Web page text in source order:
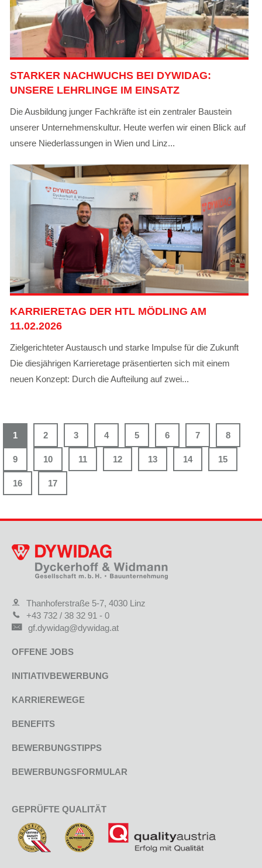
STARKER NACHWUCHS BEI DYWIDAG:
UNSERE LEHRLINGE IM EINSATZ
Die Ausbildung junger Fachkräfte ist ein zentraler Baustein
unserer Unternehmenskultur. Heute werfen wir einen Blick auf
unsere Niederlassungen in Wien und Linz...
KARRIERETAG DER HTL MÖDLING AM
11.02.2026
Zielgerichteter Austausch und starke Impulse für die Zukunft
Die diesjährigen Karrieretage präsentierten sich mit einem
neuen Konzept: Durch die Aufteilung auf zwei...
1 2 3 4 5 6 7 8
9 10 11 12 13 14 15
16 17
Thanhoferstraße 5-7, 4030 Linz
+43 732 / 38 32 91 - 0
gf.dywidag@dywidag.at
OFFENE JOBS
INITIATIVBEWERBUNG
KARRIEREWEGE
BENEFITS
BEWERBUNGSTIPPS
BEWERBUNGSFORMULAR
GEPRÜFTE QUALITÄT